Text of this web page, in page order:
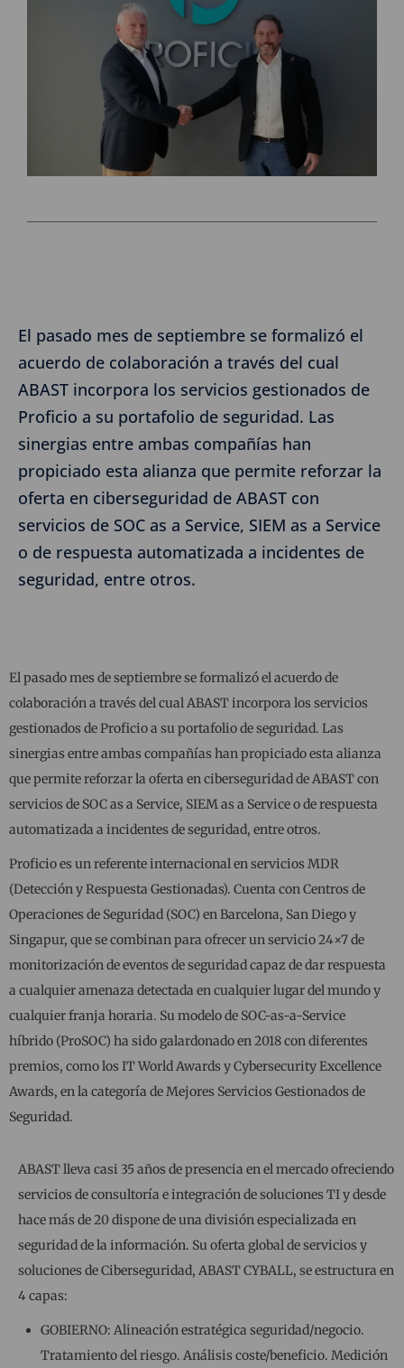
El pasado mes de septiembre se formalizó el
acuerdo de colaboración a través del cual
ABAST incorpora los servicios gestionados de
Proficio a su portafolio de seguridad. Las
sinergias entre ambas compañías han
propiciado esta alianza que permite reforzar la
oferta en ciberseguridad de ABAST con
servicios de SOC as a Service, SIEM as a Service
o de respuesta automatizada a incidentes de
seguridad, entre otros.
El pasado mes de septiembre se formalizó el acuerdo de
colaboración a través del cual ABAST incorpora los servicios
gestionados de Proficio a su portafolio de seguridad. Las
sinergias entre ambas compañías han propiciado esta alianza
que permite reforzar la oferta en ciberseguridad de ABAST con
servicios de SOC as a Service, SIEM as a Service o de respuesta
automatizada a incidentes de seguridad, entre otros.
Proficio es un referente internacional en servicios MDR
(Detección y Respuesta Gestionadas). Cuenta con Centros de
Operaciones de Seguridad (SOC) en Barcelona, San Diego y
Singapur, que se combinan para ofrecer un servicio 24×7 de
monitorización de eventos de seguridad capaz de dar respuesta
a cualquier amenaza detectada en cualquier lugar del mundo y
cualquier franja horaria. Su modelo de SOC-as-a-Service
híbrido (ProSOC) ha sido galardonado en 2018 con diferentes
premios, como los IT World Awards y Cybersecurity Excellence
Awards, en la categoría de Mejores Servicios Gestionados de
Seguridad.
ABAST lleva casi 35 años de presencia en el mercado ofreciendo
servicios de consultoría e integración de soluciones TI y desde
hace más de 20 dispone de una división especializada en
seguridad de la información. Su oferta global de servicios y
soluciones de Ciberseguridad, ABAST CYBALL, se estructura en
4 capas:
GOBIERNO: Alineación estratégica seguridad/negocio.
Tratamiento del riesgo. Análisis coste/beneficio. Medición